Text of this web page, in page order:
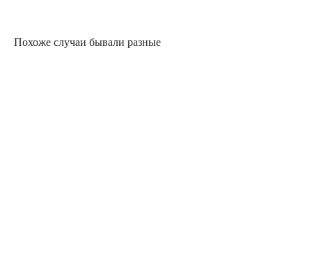
Похоже случаи бывали разные